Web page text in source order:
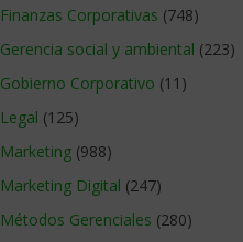
Finanzas Corporativas (748)
Gerencia social y ambiental (223)
Gobierno Corporativo (11)
Legal (125)
Marketing (988)
Marketing Digital (247)
Métodos Gerenciales (280)